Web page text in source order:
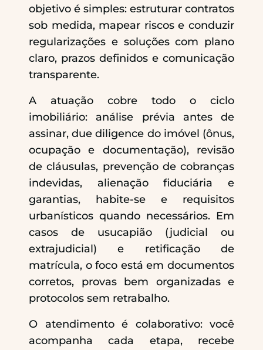
objetivo é simples: estruturar contratos
sob medida, mapear riscos e conduzir
regularizações e soluções com plano
claro, prazos definidos e comunicação
transparente.
A atuação cobre todo o ciclo
imobiliário: análise prévia antes de
assinar, due diligence do imóvel (ônus,
ocupação e documentação), revisão
de cláusulas, prevenção de cobranças
indevidas, alienação fiduciária e
garantias, habite-se e requisitos
urbanísticos quando necessários. Em
casos de usucapião (judicial ou
extrajudicial) e retificação de
matrícula, o foco está em documentos
corretos, provas bem organizadas e
protocolos sem retrabalho.
O atendimento é colaborativo: você
acompanha cada etapa, recebe